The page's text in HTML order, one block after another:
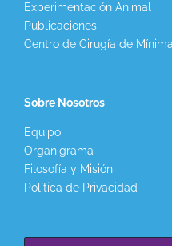
Experimentación Animal
Publicaciones
Centro de Cirugía de
Sobre Nosotros
Equipo
Organigrama
Filosofía y Misión
Política de Privacidad